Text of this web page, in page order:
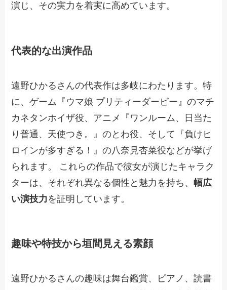
演じ、その実力を着実に高めています。
代表的な出演作品
遠野ひかるさんの代表作は多岐にわたります。特
に、ゲーム『ウマ娘 プリティーダービー』のマチ
カネタンホイザ役、アニメ『ワンルーム、日当た
り普通、天使つき。』のとわ役、そして『負けヒ
ロインが多すぎる！』の八奈見杏菜役などが挙げ
られます。 これらの作品で彼女が演じたキャラク
ターは、それぞれ異なる個性と魅力を持ち、幅広
い演技力 を証明しています。
趣味や特技から垣間見える素顔
遠野ひかるさんの趣味は舞台鑑賞、ピアノ、読書